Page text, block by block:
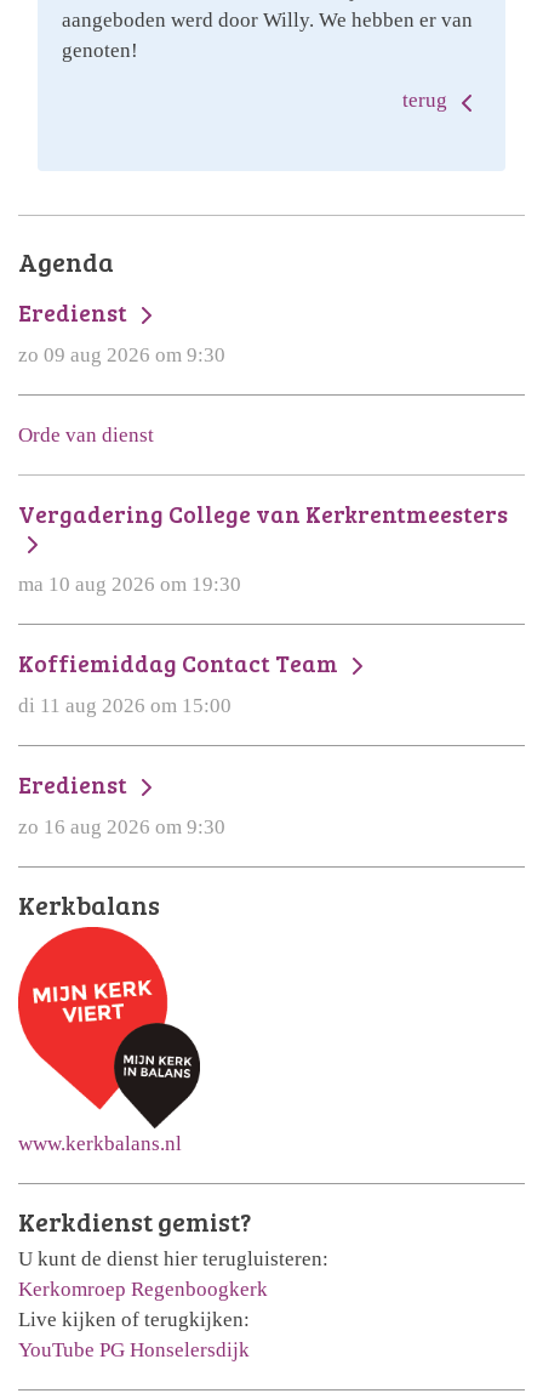
aangeboden werd door Willy. We hebben er van
genoten!
terug
Agenda
Eredienst
zo 09 aug 2026 om 9:30
Orde van dienst
Vergadering College van Kerkrentmeesters
ma 10 aug 2026 om 19:30
Koffiemiddag Contact Team
di 11 aug 2026 om 15:00
Eredienst
zo 16 aug 2026 om 9:30
Kerkbalans
www.kerkbalans.nl
Kerkdienst gemist?
U kunt de dienst hier terugluisteren:
Kerkomroep Regenboogkerk
Live kijken of terugkijken:
YouTube PG Honselersdijk